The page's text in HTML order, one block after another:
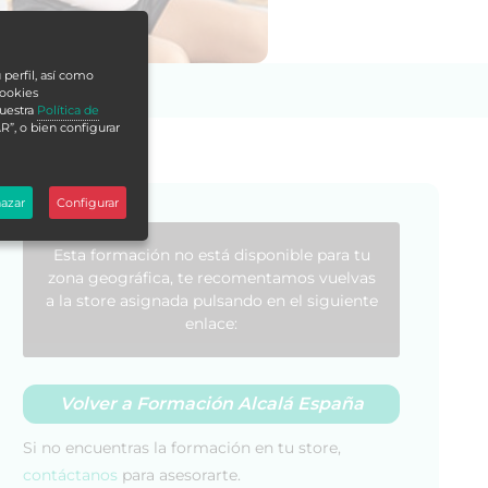
Esta formación no está disponible para tu
zona geográfica, te recomentamos vuelvas
a la store asignada pulsando en el siguiente
enlace:
Volver a Formación Alcalá España
Si no encuentras la formación en tu store,
contáctanos para asesorarte.
perfil, así como
Política de
o bien configurar
Configurar